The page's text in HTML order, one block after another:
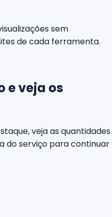
sem
de cada ferramenta.
e veja os
veja as quantidades
do serviço para continuar